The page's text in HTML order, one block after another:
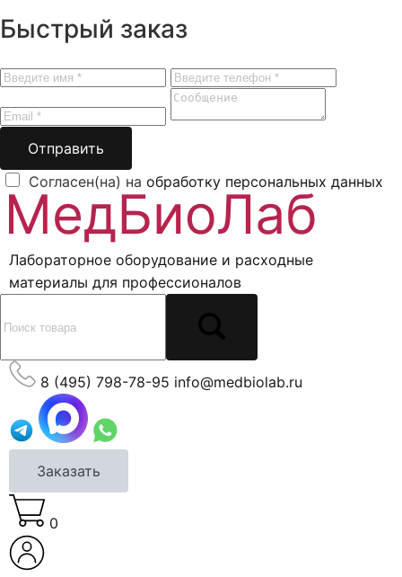
Быстрый заказ
Отправить
Согласен(на) на обработку персональных данных
Лабораторное оборудование и расходные
материалы для профессионалов
8 (495) 798-78-95 info@medbiolab.ru
Заказать
0